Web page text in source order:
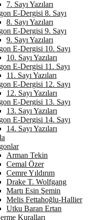
7. Sayı Yazıları
E-Dergisi 8. Sayı
8. Sayı Yazıları
E-Dergisi 9. Sayı
9. Sayı Yazıları
E-Dergisi 10. Sayı
10. Sayı Yazıları
E-Dergisi 11. Sayı
11. Sayı Yazıları
E-Dergisi 12. Sayı
12. Sayı Yazıları
E-Dergisi 13. Sayı
13. Sayı Yazıları
E-Dergisi 14. Sayı
14. Sayı Yazıları
Arman Tekin
Cemal Özer
Cemre Yıldırım
Drake T. Wolfgang
Martı Esin Şemin
Melis Fettahoğlu-Hallier
Utku Baran Ertan
Kuralları